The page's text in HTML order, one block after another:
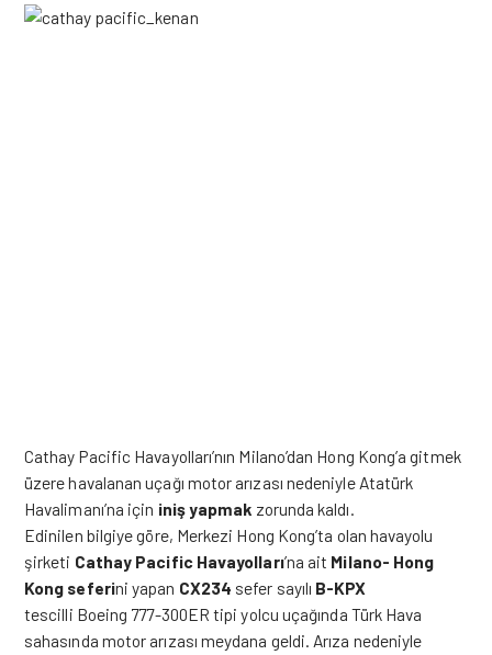
Cathay Pacific Havayolları’nın Milano’dan Hong Kong’a gitmek
üzere havalanan uçağı motor arızası nedeniyle Atatürk
Havalimanı’na için iniş yapmak zorunda kaldı.
Edinilen bilgiye göre, Merkezi Hong Kong’ta olan havayolu
şirketi Cathay Pacific Havayolları’na ait Milano- Hong
Kong seferini yapan CX234 sefer sayılı B-KPX
tescilli Boeing 777-300ER tipi yolcu uçağında Türk Hava
sahasında motor arızası meydana geldi. Arıza nedeniyle